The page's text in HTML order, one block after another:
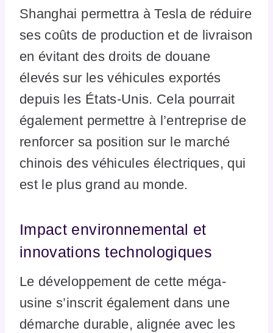
Shanghai permettra à Tesla de réduire
ses coûts de production et de livraison
en évitant des droits de douane
élevés sur les véhicules exportés
depuis les États-Unis. Cela pourrait
également permettre à l’entreprise de
renforcer sa position sur le marché
chinois des véhicules électriques, qui
est le plus grand au monde.
Impact environnemental et
innovations technologiques
Le développement de cette méga-
usine s’inscrit également dans une
démarche durable, alignée avec les